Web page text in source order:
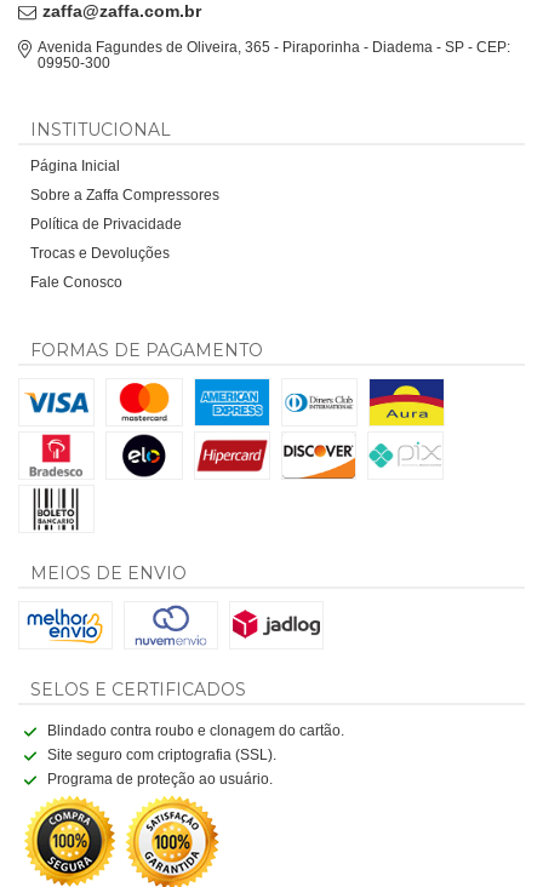
zaffa@zaffa.com.br
Avenida Fagundes de Oliveira, 365 - Piraporinha - Diadema - SP - CEP:
09950-300
INSTITUCIONAL
Página Inicial
Sobre a Zaffa Compressores
Política de Privacidade
Trocas e Devoluções
Fale Conosco
FORMAS DE PAGAMENTO
MEIOS DE ENVIO
SELOS E CERTIFICADOS
Blindado contra roubo e clonagem do cartão.
Site seguro com criptografia (SSL).
Programa de proteção ao usuário.